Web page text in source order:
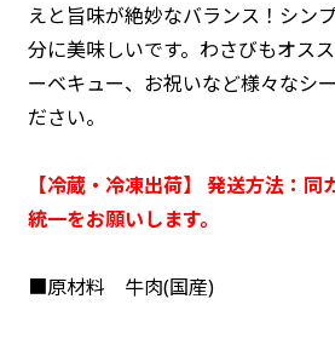
えと旨味が絶妙なバランス！シン
分に美味しいです。わさびもオスス
ーベキュー、お祝いなど様々なシ
ださい。
【冷蔵・冷凍出荷】 発送方法：
統一をお願いします。
■原材料 牛肉(国産)